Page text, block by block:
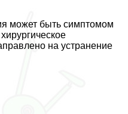
может быть симптомом
на устранение